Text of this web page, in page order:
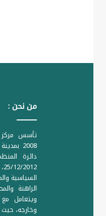
من نحن :
تأسس مركز
2008
السياسية
الراهنة
ويتعامل
وخارجه،